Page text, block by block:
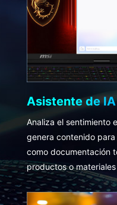
Asistente de
Analiza el sentimiento
genera contenido
como documentación
productos o